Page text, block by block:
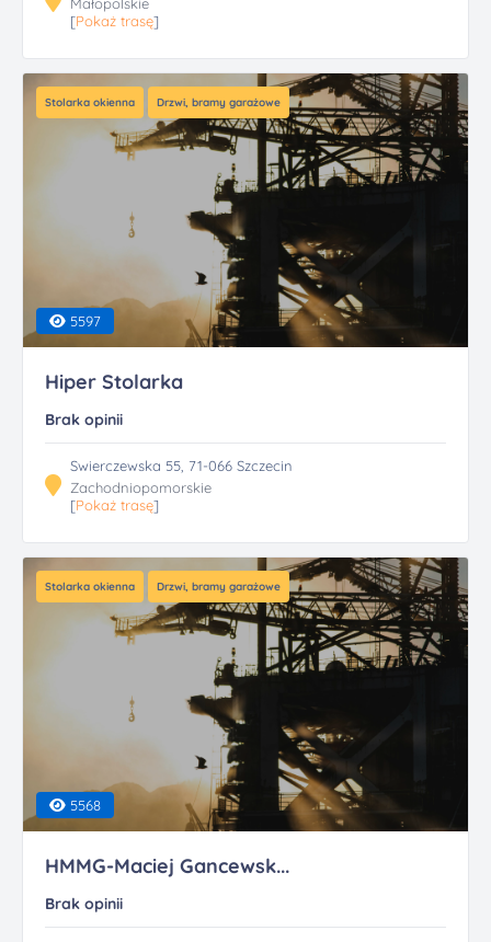
[Pokaż trasę]
Stolarka okienna Drzwi, bramy garażowe
5597
Hiper Stolarka
Brak opinii
Swierczewska 55, 71-066 Szczecin
Zachodniopomorskie
[Pokaż trasę]
Stolarka okienna Drzwi, bramy garażowe
5568
HMMG-Maciej Gancewsk...
Brak opinii